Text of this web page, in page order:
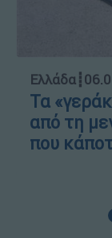
Ελλάδα┋
Τα
από τη
που